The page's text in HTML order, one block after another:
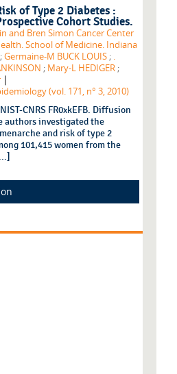
of Type 2 Diabetes :
Cohort Studies.
and Bren Simon Cancer Center
School of Medicine. Indiana
;Germaine-M BUCK LOUIS ; .
; Mary-L HEDIGER ;
|
(vol. 171, n° 3, 2010)
CNRS FR0xkEFB. Diffusion
authors investigated the
and risk of type 2
101,415 women from the